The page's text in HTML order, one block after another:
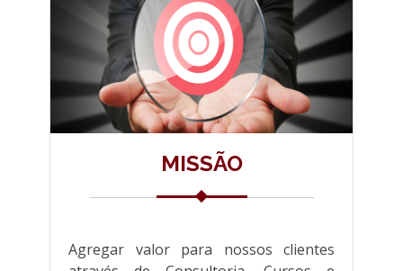
MISSÃO
Agregar valor para nossos clientes